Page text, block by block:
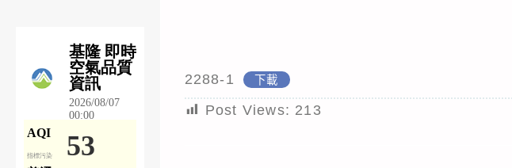
2288-1 下載
Post Views: 213